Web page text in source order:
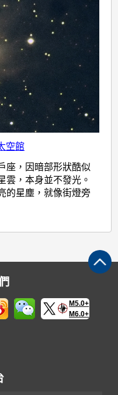
空館
座，因暗部形狀酷似
雲，本身並不發光。
的星塵，就像街燈旁
M5.0+
M6.0+